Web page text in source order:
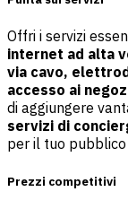
Offri i servizi
internet ad alta
via cavo,
accesso ai
di aggiungere
servizi di
per il tuo
Prezzi competitivi